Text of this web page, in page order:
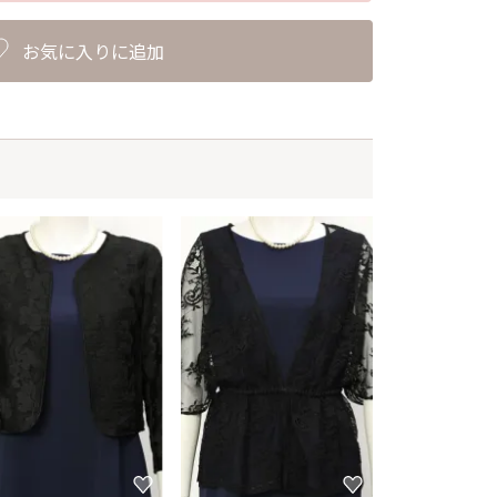
お気に入りに追加